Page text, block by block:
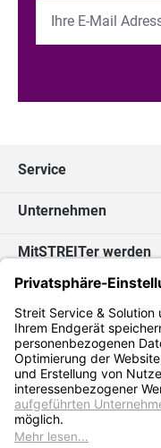
Service
Unternehmen
MitSTREITer werden
Kontakt
Social Media